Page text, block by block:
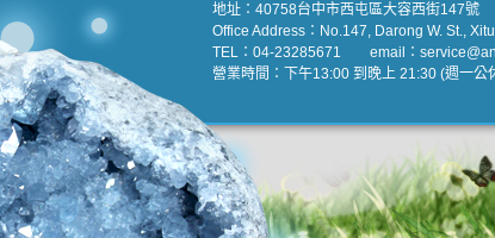
地址：40758台中市西屯區大容西街147號
Office Address：No.147, Darong W. St.,
TEL：04-23285671 email：
營業時間：下午13:00 到晚上 21:30 (週一公